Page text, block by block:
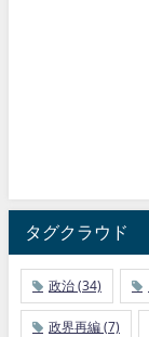
タグクラウド
政治(34)
政界再編(7)